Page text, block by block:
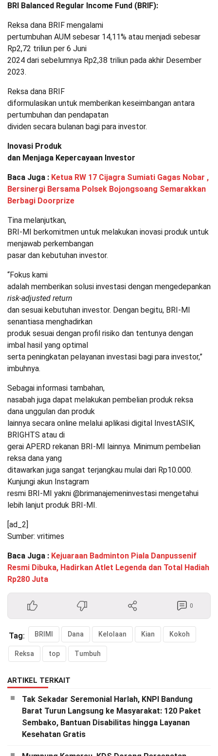
BRI Balanced Regular Income Fund (BRIF):
Reksa dana BRIF mengalami
pertumbuhan AUM sebesar 14,11% atau menjadi sebesar
Rp2,72 triliun per 6 Juni
2024 dari sebelumnya Rp2,38 triliun pada akhir Desember
2023.
Reksa dana BRIF
diformulasikan untuk memberikan keseimbangan antara
pertumbuhan dan pendapatan
dividen secara bulanan bagi para investor.
Inovasi Produk
dan Menjaga Kepercayaan Investor
Baca Juga : Ketua RW 17 Cijagra Sumiati Gagas Nobar ,
Bersinergi Bersama Polsek Bojongsoang Semarakkan
Berbagi Doorprize
Tina melanjutkan,
BRI-MI berkomitmen untuk melakukan inovasi produk untuk
menjawab perkembangan
pasar dan kebutuhan investor.
“Fokus kami
adalah memberikan solusi investasi dengan mengedepankan
risk-adjusted return
dan sesuai kebutuhan investor. Dengan begitu, BRI-MI
senantiasa menghadirkan
produk sesuai dengan profil risiko dan tentunya dengan
imbal hasil yang optimal
serta peningkatan pelayanan investasi bagi para investor,”
imbuhnya.
Sebagai informasi tambahan,
nasabah juga dapat melakukan pembelian produk reksa
dana unggulan dan produk
lainnya secara online melalui aplikasi digital InvestASIK,
BRIGHTS atau di
gerai APERD rekanan BRI-MI lainnya. Minimum pembelian
reksa dana yang
ditawarkan juga sangat terjangkau mulai dari Rp10.000.
Kunjungi akun Instagram
resmi BRI-MI yakni @brimanajemeninvestasi mengetahui
lebih lanjut produk BRI-MI.
[ad_2]
Sumber: vritimes
Baca Juga : Kejuaraan Badminton Piala Danpussenif
Resmi Dibuka, Hadirkan Atlet Legenda dan Total Hadiah
Rp280 Juta
0
Tag: BRIMI Dana Kelolaan Kian Kokoh
Reksa top Tumbuh
ARTIKEL TERKAIT
Tak Sekadar Seremonial Harlah, KNPI Bandung
Barat Turun Langsung ke Masyarakat: 120 Paket
Sembako, Bantuan Disabilitas hingga Layanan
Kesehatan Gratis